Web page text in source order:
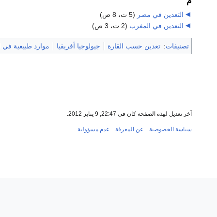
التعدين في مصر (5 ت، 8 ص)
التعدين في المغرب (2 ت، 3 ص)
تصنيفات: تعدين حسب القارة جيولوجيا أفريقيا موارد طبيعية في
آخر تعديل لهذه الصفحة كان في 22:47, 9 يناير 2012.
سياسة الخصوصية عن المعرفة عدم مسؤولية